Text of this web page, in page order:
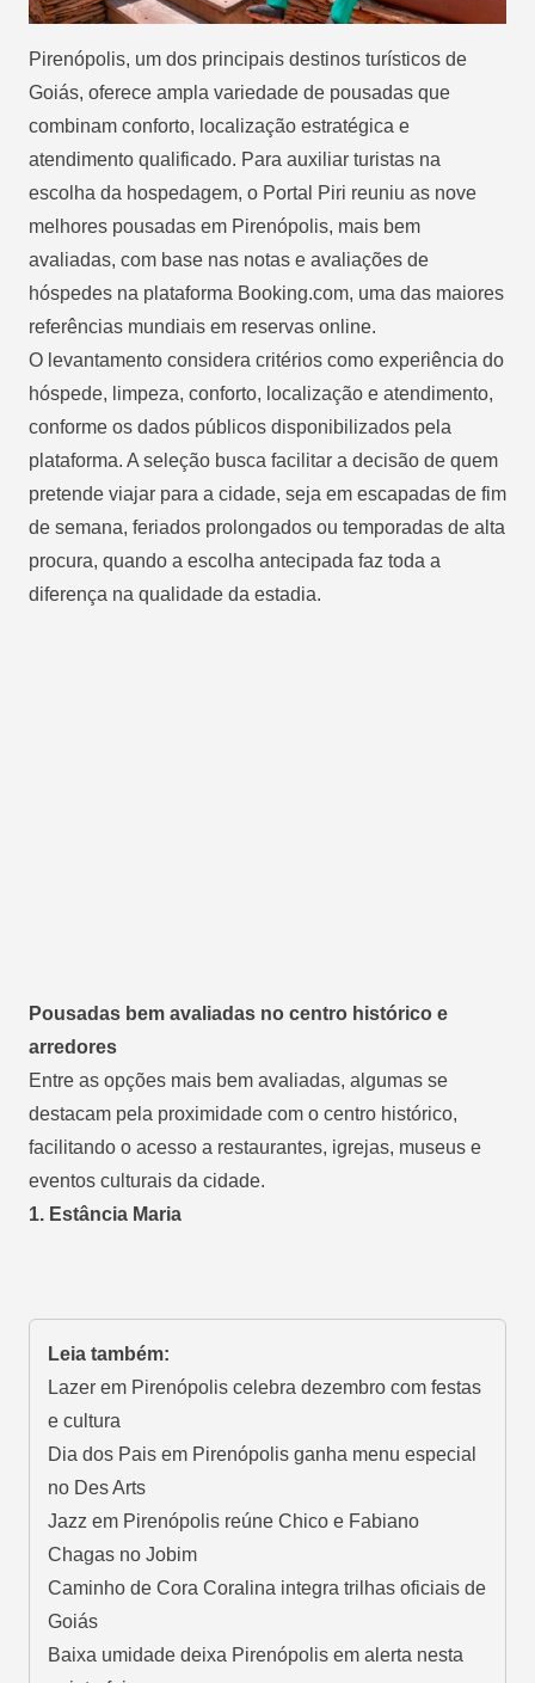
Pirenópolis, um dos principais destinos turísticos de
Goiás, oferece ampla variedade de pousadas que
combinam conforto, localização estratégica e
atendimento qualificado. Para auxiliar turistas na
escolha da hospedagem, o Portal Piri reuniu as nove
melhores pousadas em Pirenópolis, mais bem
avaliadas, com base nas notas e avaliações de
hóspedes na plataforma Booking.com, uma das maiores
referências mundiais em reservas online.
O levantamento considera critérios como experiência do
hóspede, limpeza, conforto, localização e atendimento,
conforme os dados públicos disponibilizados pela
plataforma. A seleção busca facilitar a decisão de quem
pretende viajar para a cidade, seja em escapadas de fim
de semana, feriados prolongados ou temporadas de alta
procura, quando a escolha antecipada faz toda a
diferença na qualidade da estadia.
Pousadas bem avaliadas no centro histórico e
arredores
Entre as opções mais bem avaliadas, algumas se
destacam pela proximidade com o centro histórico,
facilitando o acesso a restaurantes, igrejas, museus e
eventos culturais da cidade.
1. Estância Maria
Leia também:
Lazer em Pirenópolis celebra dezembro com festas
e cultura
Dia dos Pais em Pirenópolis ganha menu especial
no Des Arts
Jazz em Pirenópolis reúne Chico e Fabiano
Chagas no Jobim
Caminho de Cora Coralina integra trilhas oficiais de
Goiás
Baixa umidade deixa Pirenópolis em alerta nesta